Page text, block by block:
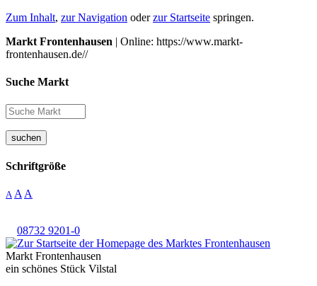
Zum Inhalt, zur Navigation oderzur Startseite springen.
Markt Frontenhausen | Online: https://www.markt-
frontenhausen.de//
Suche Markt
suchen
Schriftgröße
A A A
08732 9201-0
Markt Frontenhausen
ein schönes Stück Vilstal